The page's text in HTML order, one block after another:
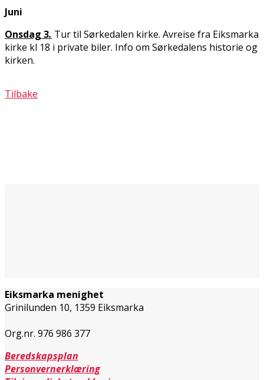
Onsdag 3. Tur til Sørkedalen kirke. Avreise fra Eiksmarka
kirke kl 18 i private biler. Info om Sørkedalens historie og
kirken.
Tilbake
Eiksmarka menighet
Grinilunden 10, 1359 Eiksmarka
Org.nr. 976 986 377
Beredskapsplan
Personvernerklæring